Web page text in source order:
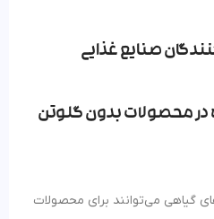
صنایع غذایی
در محصولات بدون گلوتن
گیاهی می‌توانند برای محصولات